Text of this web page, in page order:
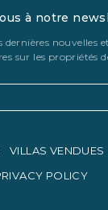
à notre
dernières nouvelles
sur les propriétés
VILLAS VENDUES
POLICY